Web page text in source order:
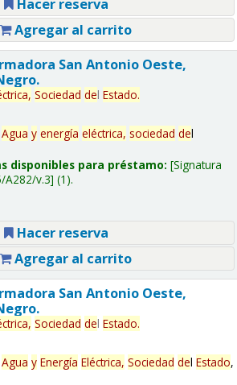
Agregar al carrito
San Antonio Oeste,
Sociedad del Estado.
Agua y energía eléctrica, sociedad del
disponibles para préstamo: Signatura
A282/v.3 (1).
Hacer reserva
Agregar al carrito
San Antonio Oeste,
Sociedad del Estado.
Agua y Energía Eléctrica, Sociedad del Estado,